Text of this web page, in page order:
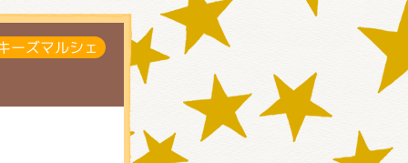
ーズマルシェ